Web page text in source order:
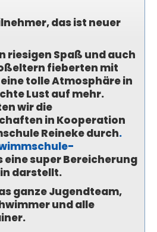
das ist neuer
riesigen Spaß und auch
fieberten mit
eine tolle Atmosphäre in
Lust auf mehr.
wir die
in Kooperation
Reineke durch.
eine super Bereicherung
darstellt.
ganze Jugendteam,
und alle